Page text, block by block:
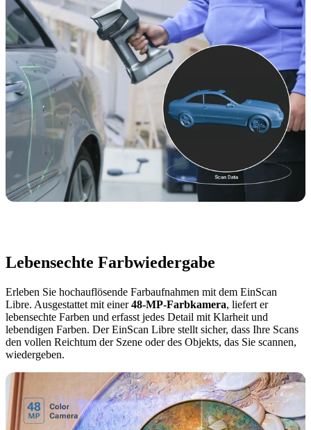
Lebensechte Farbwiedergabe
Erleben Sie hochauflösende Farbaufnahmen mit dem EinScan
Libre. Ausgestattet mit einer48-MP-Farbkamera, liefert er
lebensechte Farben und erfasst jedes Detail mit Klarheit und
lebendigen Farben. Der EinScan Libre stellt sicher, dass Ihre Scans
den vollen Reichtum der Szene oder des Objekts, das Sie scannen,
wiedergeben.